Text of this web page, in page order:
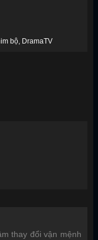
bộ DramaTV
thay đổi vận mệnh